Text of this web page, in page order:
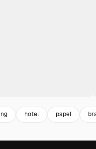
hotel papel